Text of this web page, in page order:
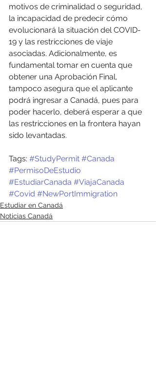
motivos de criminalidad o seguridad,
la incapacidad de predecir cómo
evolucionará la situación del COVID-
19 y las restricciones de viaje
asociadas. Adicionalmente, es
fundamental tomar en cuenta que
obtener una Aprobación Final,
tampoco asegura que el aplicante
podrá ingresar a Canadá, pues para
poder hacerlo, deberá esperar a que
las restricciones en la frontera hayan
sido levantadas.
Tags: #StudyPermit #Canada
#PermisoDeEstudio
#EstudiarCanada #ViajaCanada
#Covid #NewPortImmigration
Estudiar en Canadá
Noticias Canadá